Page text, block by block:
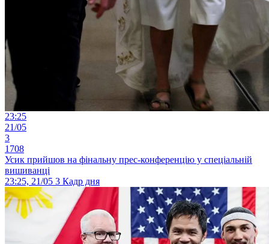
23:25
21/05
3
1708
Усик прийшов на фінальну прес-конференцію у спеціальній
вишиванці
23:25, 21/05 3 Кадр дня